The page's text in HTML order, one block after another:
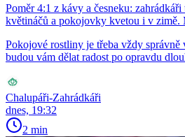
Poměr 4:1 z kávy a česneku: zahrádkáři
květináčů a pokojovky kvetou i v zimě.
Pokojové rostliny je třeba vždy
budou vám dělat radost po opravdu
Chalupáři-Zahrádkáři
dnes, 19:32
2 min